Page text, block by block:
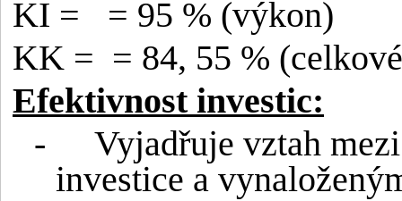
KI =
= 95 % (výkon)
KK = = 84, 55 %
Efektivnost investic:
-
Vyjadřuje vztah
investice a